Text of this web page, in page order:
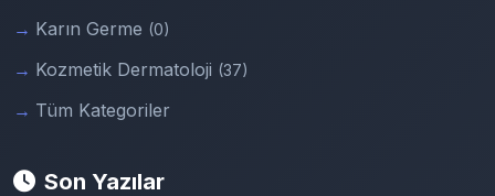
Karın Germe (0)
Kozmetik Dermatoloji (37)
Tüm Kategoriler
Son Yazılar